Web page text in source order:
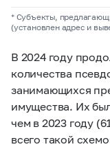
* Субъекты,
(установлен адрес и
В 2024 году
количества
занимающихся
имущества. Их
чем в 2023 году
всего такой